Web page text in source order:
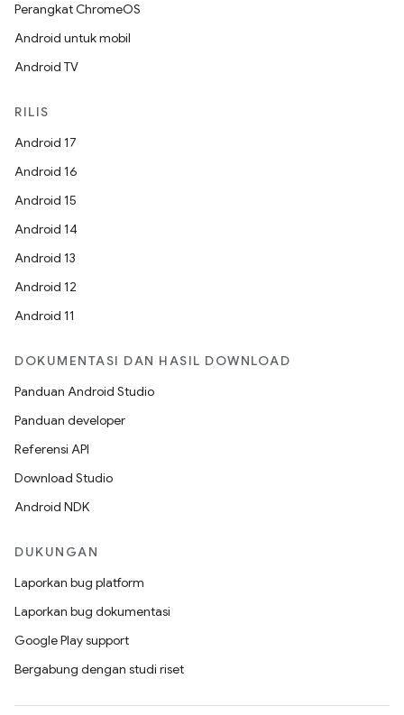
Perangkat ChromeOS
Android untuk mobil
Android TV
RILIS
Android 17
Android 16
Android 15
Android 14
Android 13
Android 12
Android 11
DOKUMENTASI DAN HASIL DOWNLOAD
Panduan Android Studio
Panduan developer
Referensi API
Download Studio
Android NDK
DUKUNGAN
Laporkan bug platform
Laporkan bug dokumentasi
Google Play support
Bergabung dengan studi riset